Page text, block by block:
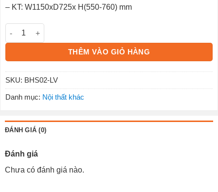
– KT: W1150xD725x H(550-760) mm
Bàn Học Sinh BHS02-LV số lượng
THÊM VÀO GIỎ HÀNG
SKU: BHS02-LV
Danh mục: Nội thất khác
ĐÁNH GIÁ (0)
Đánh giá
Chưa có đánh giá nào.